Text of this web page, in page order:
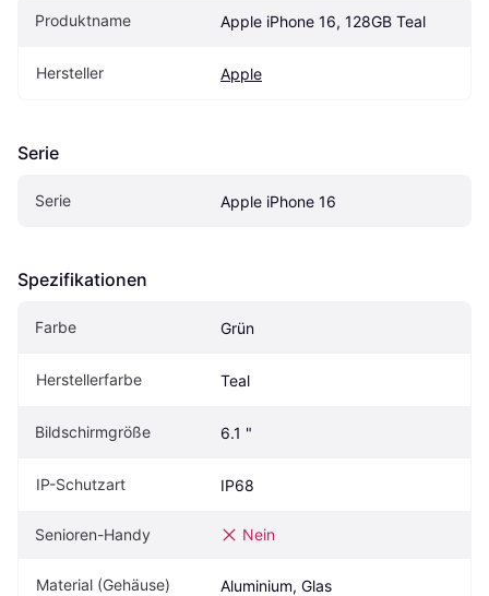
Produktname Apple iPhone 16, 128GB Teal
Hersteller Apple
Serie
Serie Apple iPhone 16
Spezifikationen
Farbe Grün
Herstellerfarbe Teal
Bildschirmgröße 6.1 "
IP-Schutzart IP68
Senioren-Handy Nein
Material (Gehäuse) Aluminium, Glas